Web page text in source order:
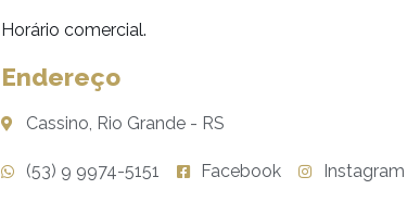
Horário comercial.
Endereço
Cassino, Rio Grande - RS
(53) 9 9974-5151 Facebook Instagram